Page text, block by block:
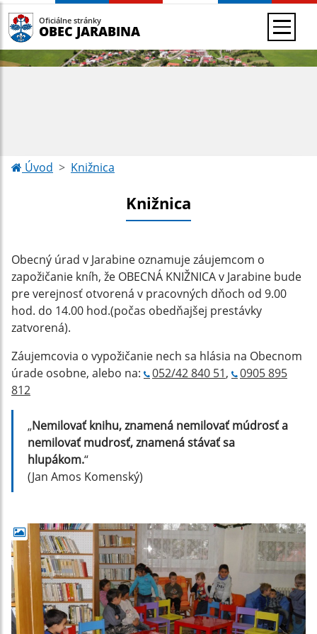
Oficiálne stránky
OBEC JARABINA
Úvod Knižnica
Knižnica
Obecný úrad v Jarabine oznamuje záujemcom o
zapožičanie kníh, že OBECNÁ KNIŽNICA v Jarabine bude
pre verejnosť otvorená v pracovných dňoch od 9.00
hod. do 14.00 hod.(počas obedňajšej prestávky
zatvorená).
Záujemcovia o vypožičanie nech sa hlásia na Obecnom
úrade osobne, alebo na:
052/42 840 51,
0905 895
812
„Nemilovať knihu, znamená nemilovať múdrosť a
nemilovať mudrosť, znamená stávať sa
hlupákom.“
(Jan Amos Komenský)